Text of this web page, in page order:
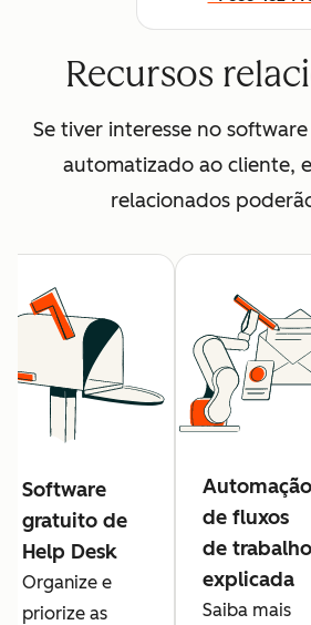
Recursos
Se tiver interesse no
automatizado ao cliente,
relacionados
Software
gratuito de
Help Desk
Organize e
priorize as
Automação
de fluxos
de trabalho
explicada
Saiba mais